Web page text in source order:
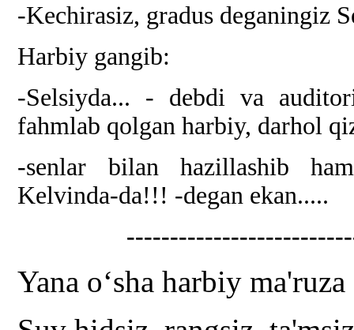
-Kechirasiz, gradus deganingiz
Harbiy gangib:
-Selsiyda... - debdi va
fahmlab qolgan harbiy, darhol
-senlar bilan hazillashib
Kelvinda-da!!! -degan ekan.....
Yana o‘sha harbiy